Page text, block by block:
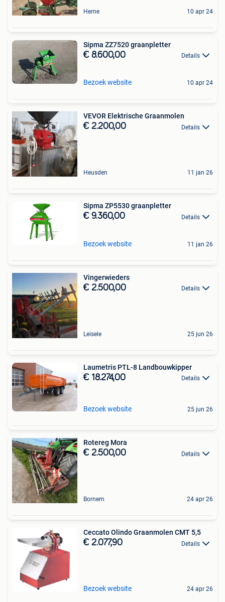
Herne 10 apr 24
Sipma ZZ7520 graanpletter
€ 8.600,00 Details
Bezoek website 10 apr 24
VEVOR Elektrische Graanmolen
€ 2.200,00 Details
Heusden 11 jan 26
Sipma ZP5530 graanpletter
€ 9.360,00 Details
Bezoek website 11 jan 26
Vingerwieders
€ 2.500,00 Details
Leisele 25 jun 26
Laumetris PTL-8 Landbouwkipper
€ 18.274,00 Details
Bezoek website 25 jun 26
Rotereg Mora
€ 2.500,00 Details
Bornem 24 apr 26
Ceccato Olindo Graanmolen CMT 5,5
€ 2.077,90 Details
Bezoek website 24 apr 26